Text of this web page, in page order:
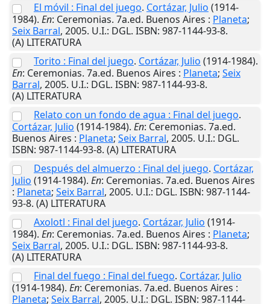
El móvil : Final del juego. Cortázar, Julio (1914-
1984). En: Ceremonias. 7a.ed. Buenos Aires : Planeta;
Seix Barral, 2005. U.I.: DGL. ISBN: 987-1144-93-8.
(A) LITERATURA
Torito : Final del juego. Cortázar, Julio (1914-1984).
En: Ceremonias. 7a.ed. Buenos Aires : Planeta; Seix
Barral, 2005. U.I.: DGL. ISBN: 987-1144-93-8.
(A) LITERATURA
Relato con un fondo de agua : Final del juego.
Cortázar, Julio (1914-1984). En: Ceremonias. 7a.ed.
Buenos Aires : Planeta; Seix Barral, 2005. U.I.: DGL.
ISBN: 987-1144-93-8. (A) LITERATURA
Después del almuerzo : Final del juego. Cortázar,
Julio (1914-1984). En: Ceremonias. 7a.ed. Buenos Aires
: Planeta; Seix Barral, 2005. U.I.: DGL. ISBN: 987-1144-
93-8. (A) LITERATURA
Axolotl : Final del juego. Cortázar, Julio (1914-
1984). En: Ceremonias. 7a.ed. Buenos Aires : Planeta;
Seix Barral, 2005. U.I.: DGL. ISBN: 987-1144-93-8.
(A) LITERATURA
Final del fuego : Final del fuego. Cortázar, Julio
(1914-1984). En: Ceremonias. 7a.ed. Buenos Aires :
Planeta; Seix Barral, 2005. U.I.: DGL. ISBN: 987-1144-